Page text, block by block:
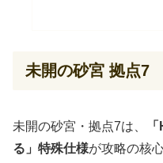
未開の砂宮 拠点7
未開の砂宮・拠点7は、
る」特殊仕様が攻略の核